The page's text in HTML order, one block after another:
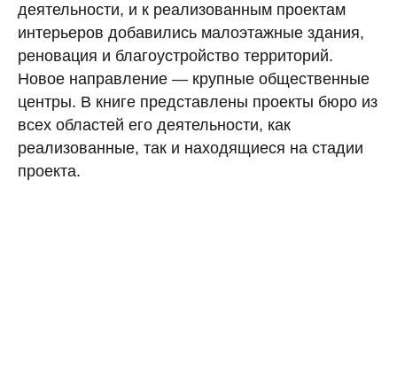
деятельности, и к реализованным проектам
интерьеров добавились малоэтажные здания,
реновация и благоустройство территорий.
Новое направление — крупные общественные
центры. В книге представлены проекты бюро из
всех областей его деятельности, как
реализованные, так и находящиеся на стадии
проекта.